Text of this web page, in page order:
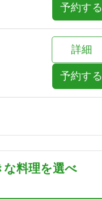
予約する
詳細
予約する
な料理を選べ